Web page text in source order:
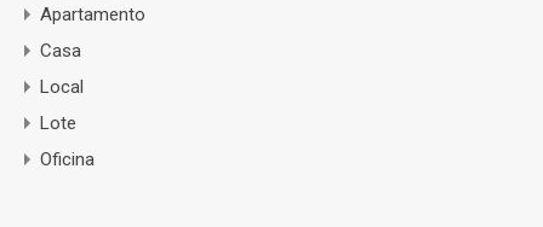
Apartamento
Casa
Local
Lote
Oficina